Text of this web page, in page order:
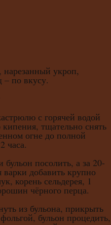
нарезанный укроп,
по вкусу.
с горячей водой
тщательно снять
огне до полной
часа.
посолить, а за 20-
добавить крупно
корень сельдерея, 1
чёрного перца.
из бульона, прикрыть
бульон процедить,